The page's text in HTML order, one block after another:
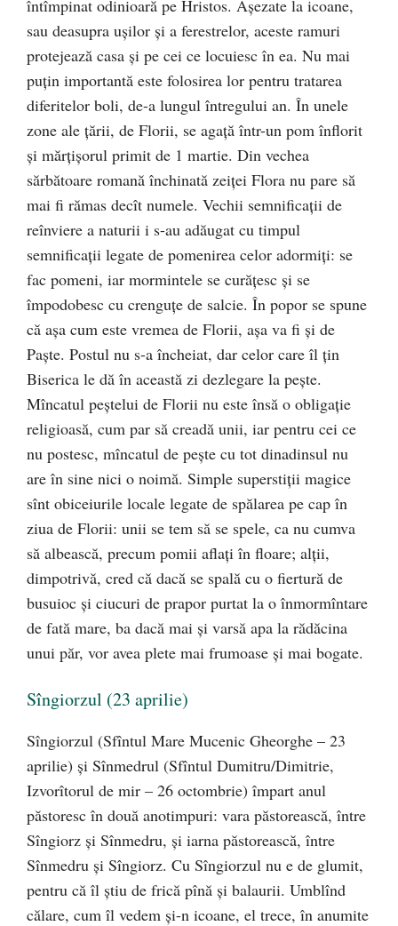
întîmpinat odinioară pe Hristos. Aşezate la icoane,
sau deasupra uşilor şi a ferestrelor, aceste ramuri
protejează casa şi pe cei ce locuiesc în ea. Nu mai
puţin importantă este folosirea lor pentru tratarea
diferitelor boli, de-a lungul întregului an. În unele
zone ale ţării, de Florii, se agaţă într-un pom înflorit
şi mărţişorul primit de 1 martie. Din vechea
sărbătoare romană închinată zeiţei Flora nu pare să
mai fi rămas decît numele. Vechii semnificaţii de
reînviere a naturii i s-au adăugat cu timpul
semnificaţii legate de pomenirea celor adormiţi: se
fac pomeni, iar mormintele se curăţesc şi se
împodobesc cu crenguţe de salcie. În popor se spune
că aşa cum este vremea de Florii, aşa va fi şi de
Paşte. Postul nu s-a încheiat, dar celor care îl ţin
Biserica le dă în această zi dezlegare la peşte.
Mîncatul peştelui de Florii nu este însă o obligaţie
religioasă, cum par să creadă unii, iar pentru cei ce
nu postesc, mîncatul de peşte cu tot dinadinsul nu
are în sine nici o noimă. Simple superstiţii magice
sînt obiceiurile locale legate de spălarea pe cap în
ziua de Florii: unii se tem să se spele, ca nu cumva
să albească, precum pomii aflaţi în floare; alţii,
dimpotrivă, cred că dacă se spală cu o fiertură de
busuioc şi ciucuri de prapor purtat la o înmormîntare
de fată mare, ba dacă mai şi varsă apa la rădăcina
unui păr, vor avea plete mai frumoase şi mai bogate.
Sîngiorzul (23 aprilie)
Sîngiorzul (Sfîntul Mare Mucenic Gheorghe – 23
aprilie) şi Sînmedrul (Sfîntul Dumitru/Dimitrie,
Izvorîtorul de mir – 26 octombrie) împart anul
păstoresc în două anotimpuri: vara păstorească, între
Sîngiorz şi Sînmedru, şi iarna păstorească, între
Sînmedru şi Sîngiorz. Cu Sîngiorzul nu e de glumit,
pentru că îl ştiu de frică pînă şi balaurii. Umblînd
călare, cum îl vedem şi-n icoane, el trece, în anumite